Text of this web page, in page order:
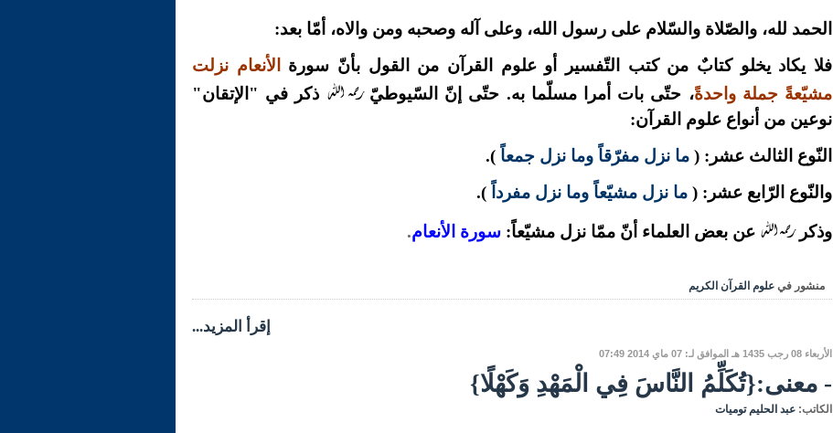
الحمد لله، والصّلاة والسّلام على رسول الله، وعلى آله وصحبه ومن والاه، أمّا بعد:
فلا يكاد يخلو كتابٌ من كتب التّفسير أو علوم القرآن من القول بأنّ سورة
الأنعام نزلت
مشيّعةً جملة واحدةً، حتّى بات أمرا مسلّما به. حتّى إنّ السّيوطيّرحمه الله ذكر في "الإتقان"
نوعين من أنواع علوم القرآن:
النّوع الثالث عشر: ( ما نزل مفرّقاً وما نزل جمعاً ).
والنّوع الرّابع عشر: ( ما نزل مشيّعاً وما نزل مفرداً ).
وذكررحمه الله عن بعض العلماء أنّ ممّا نزل مشيّعاً: سورة الأنعام.
منشور في علوم القرآن الكريم
إقرأ المزيد...
الأربعاء 08 رجب 1435 هـ الموافق لـ: 07 ماي 2014 07:49
- معنى:{تُكَلِّمُ النَّاسَ فِي الْمَهْدِ وَكَهْلًا}
الكاتب: عبد الحليم توميات